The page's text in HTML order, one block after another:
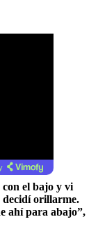
el bajo y vi
decidí orillarme.
ahí para abajo”,